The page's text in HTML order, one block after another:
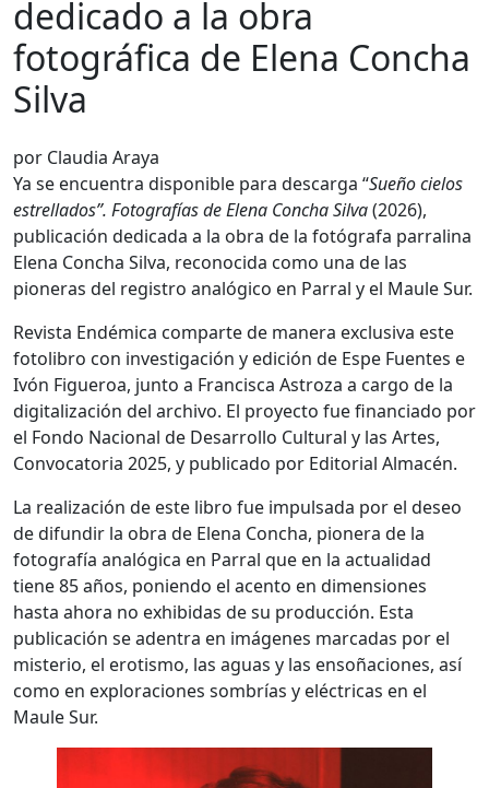
dedicado a la obra
fotográfica de Elena Concha
Silva
por Claudia Araya
Ya se encuentra disponible para descarga “Sueño cielos
estrellados”. Fotografías de Elena Concha Silva(2026),
publicación dedicada a la obra de la fotógrafa parralina
Elena Concha Silva, reconocida como una de las
pioneras del registro analógico en Parral y el Maule Sur.
Revista Endémica comparte de manera exclusiva este
fotolibro con investigación y edición de Espe Fuentes e
Ivón Figueroa, junto a Francisca Astroza a cargo de la
digitalización del archivo. El proyecto fue financiado por
el Fondo Nacional de Desarrollo Cultural y las Artes,
Convocatoria 2025, y publicado por Editorial Almacén.
La realización de este libro fue impulsada por el deseo
de difundir la obra de Elena Concha, pionera de la
fotografía analógica en Parral que en la actualidad
tiene 85 años, poniendo el acento en dimensiones
hasta ahora no exhibidas de su producción. Esta
publicación se adentra en imágenes marcadas por el
misterio, el erotismo, las aguas y las ensoñaciones, así
como en exploraciones sombrías y eléctricas en el
Maule Sur.